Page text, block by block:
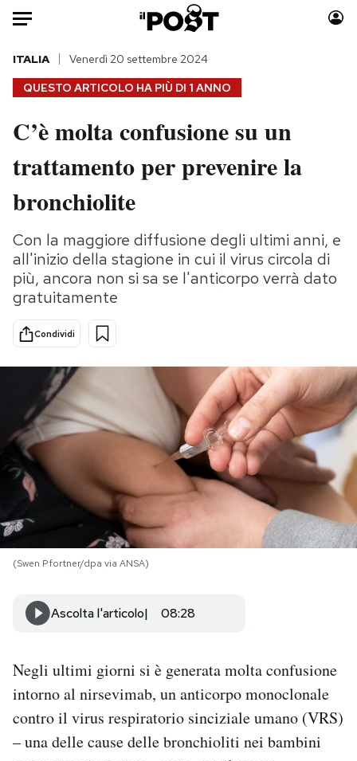
Auto
HOME
Italia
Politica
Tecnologia
Scienza
Economia
Sport
Moda
Consumismi
Media
Europa
PODCAST
NEWSLETTER
I MIEI PREFERITI
SHOP
CALENDARIO
Notifiche mobile
Regala il Post
QUESTO ARTICOLO HA PIÙ DI 1 ANNO
ITALIA Venerdì 20 settembre 2024
C’è molta confusione su un
trattamento per prevenire la
bronchiolite
Con la maggiore diffusione degli ultimi anni, e
all'inizio della stagione in cui il virus circola di
più, ancora non si sa se l'anticorpo verrà dato
gratuitamente
Condividi
(Swen Pfortner/dpa via ANSA)
Ascolta l'articolo 08:28
Negli ultimi giorni si è generata molta confusione
intorno al nirsevimab, un anticorpo monoclonale
contro il virus respiratorio sinciziale umano (VRS)
– una delle cause delle bronchioliti nei bambini